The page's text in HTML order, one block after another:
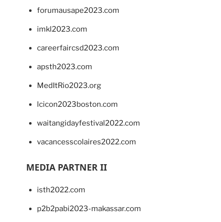
forumausape2023.com
imkl2023.com
careerfaircsd2023.com
apsth2023.com
MedItRio2023.org
lcicon2023boston.com
waitangidayfestival2022.com
vacancesscolaires2022.com
MEDIA PARTNER II
isth2022.com
p2b2pabi2023-makassar.com